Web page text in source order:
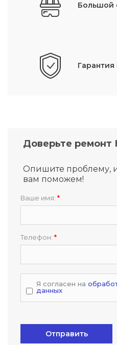
Большой
Гарантия
Доверьте ремонт
Опишите проблему,
вам поможем!
Ваше имя: *
Телефон: *
Я согласен на
данных
Отправить